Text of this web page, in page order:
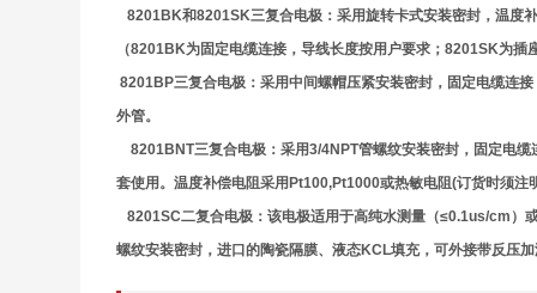
8201BK和8201SK三复合电极：采用旋转卡式安装密封，温度
（8201BK为固定电缆连接，导线长度按用户要求；8201SK为
8201BP三复合电极：采用中间螺帽压紧安装密封，固定电缆连
外管。
8201BNT三复合电极：采用3/4NPT管螺纹安装密封，固定电
套使用。温度补偿电阻采用Pt100,Pt1000或热敏电阻(订货时须注
8201SC二复合电极：该电极适用于高纯水测量（≤0.1us/cm）
螺纹安装密封，进口的陶瓷隔膜、液态KCL填充，可外接带反压